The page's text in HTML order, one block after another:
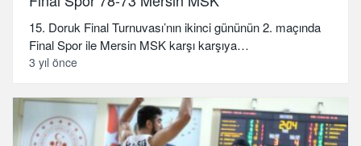
15. Doruk Final Turnuvası’nın ikinci gününün 2. maçında
Final Spor ile Mersin MSK karşı karşıya…
3 yıl önce